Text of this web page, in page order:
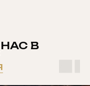
В